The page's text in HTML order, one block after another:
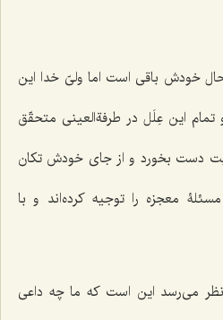
خودش باقی است اما ولیّ خدا این
این عِلَل در طرفةالعینی متحقّق
دست بخورد و از جای خودش تکان
معجزه را توجیه کرده‌اند و با
می‌رسد این است که ما چه داعی